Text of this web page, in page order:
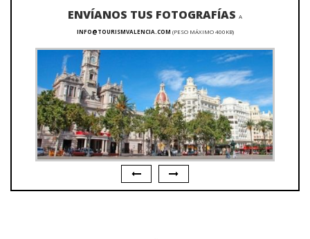
ENVÍANOS TUS FOTOGRAFÍAS A
INFO@TOURISMVALENCIA.COM (PESO MÁXIMO 400KB)